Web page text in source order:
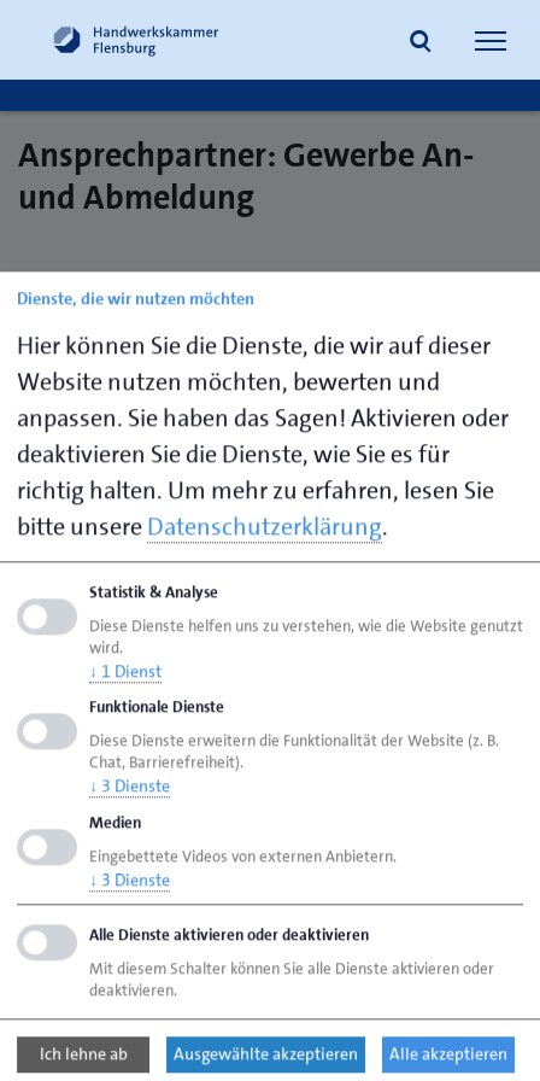
Suche
Ansprechpartner: Gewerbe An-
und Abmeldung
Gregersen,
0461 866-
Hansen,
Kerstin
0461 866-
157
k.hansen@hwk-
flensburg.de
Peters,
Maylin
0461 866-
276
ma.peters@hwk-
flensburg.de
Maximilian
118
Seite empfehlen
Seite drucken
aktualisiert am 07. Aug. 2026
Handwerkskammer Flensburg
Ansprechpartner
Bereiche
Gewerbe An- und Abmeldung
Handwerkskammer Flensburg
Johanniskirchhof 1-7
24937 Flensburg
Dienste, die wir nutzen möchten
Hier können Sie die Dienste, die wir auf dieser
Website nutzen möchten, bewerten und
anpassen. Sie haben das Sagen! Aktivieren oder
deaktivieren Sie die Dienste, wie Sie es für
richtig halten. Um mehr zu erfahren, lesen Sie
bitte unsereDatenschutzerklärung.
Statistik & Analyse
Diese Dienste helfen uns zu verstehen, wie die Website genutzt
wird.
↓ 1 Dienst
Funktionale Dienste
Diese Dienste erweitern die Funktionalität der Website (z. B.
Chat, Barrierefreiheit).
↓ 3 Dienste
Medien
Eingebettete Videos von externen Anbietern.
↓ 3 Dienste
Alle Dienste aktivieren oder deaktivieren
Mit diesem Schalter können Sie alle Dienste aktivieren oder
deaktivieren.
Ich lehne ab Ausgewählte akzeptieren Alle akzeptieren